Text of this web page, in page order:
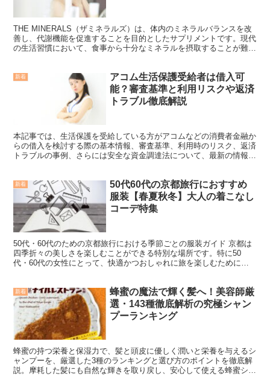
THE MINERALS（ザミネラルズ）は、体内のミネラルバランスを改
善し、代謝機能を促進することを目的としたサプリメントです。現代
の生活習慣において、食事から十分なミネラルを摂取することが難し
新着
アコム生活保護受給者は借入可
能？審査基準と利用リスクや返済
トラブル徹底解説
本記事では、生活保護を受給している方がアコムなどの消費者金融か
らの借入を検討する際の基本情報、審査基準、利用時のリスク、返済
トラブルの事例、さらには安全な資金調達法について、最新の情報や
新着
50代60代の京都旅行におすすめ
服装【春夏秋冬】大人の着こなし
コーデ特集
50代・60代のための京都旅行における季節ごとの服装ガイド 京都は
四季折々の美しさを楽しむことができる特別な場所です。特に50
代・60代の女性にとって、快適かつおしゃれに旅を楽しむために
新着
蜂蜜の魔法で輝く髪へ！美容師厳
選・143種徹底解析の究極シャン
プーランキング
蜂蜜の持つ栄養と保湿力で、髪と頭皮に優しく潤いと栄養を与えるシ
ャンプーを、厳選した3種のランキングと選び方のポイントを徹底解
説。摩耗した髪にも自然な輝きを取り戻し、安心して使える蜂蜜シャ